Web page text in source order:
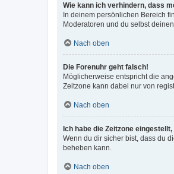
Wie kann ich verhindern, dass
In deinem persönlichen Bereich
Moderatoren und du selbst
Nach oben
Die Forenuhr geht falsch!
Möglicherweise entspricht die
Zeitzone kann dabei nur von
Nach oben
Ich habe die Zeitzone
Wenn du dir sicher bist, dass du
beheben kann.
Nach oben